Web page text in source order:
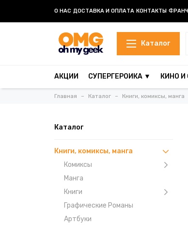
О НАС ДОСТАВКА И ОПЛАТА КОНТАКТЫ
Каталог
АКЦИИ СУПЕРГЕРОИКА ▼ КИНО
Главная Каталог Книги, комиксы, манга
Каталог
Книги, комиксы, манга
Комиксы
Манга
Книги
Графические Романы
Артбуки